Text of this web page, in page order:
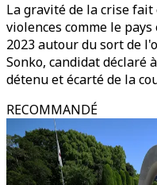
La gravité de la crise
violences comme le
2023 autour du sort de
Sonko, candidat
détenu et écarté de la
RECOMMANDÉ